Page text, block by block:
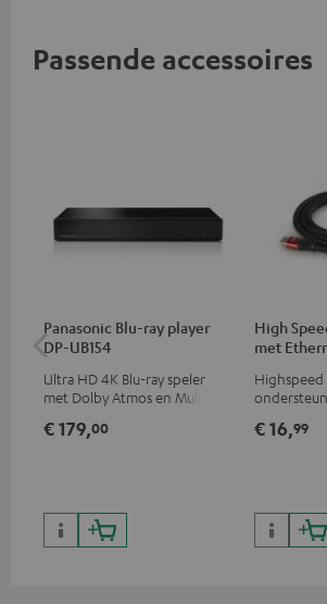
Passende accessoires
Panasonic Blu-ray player
DP-UB154
Ultra HD 4K Blu-ray speler
met Dolby Atmos en Multi
waaronder HDR10+ voor
€ 179,00
High
met
Highspeed
4K 3D
€ 16,99